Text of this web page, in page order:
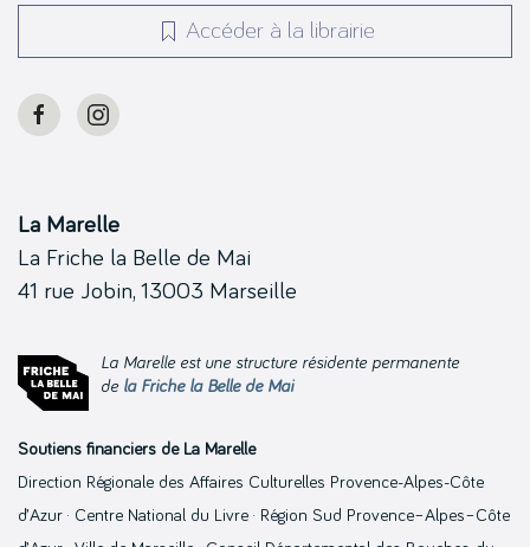
Accéder à la librairie
La Marelle
La Friche la Belle de Mai
41 rue Jobin, 13003 Marseille
La Marelle est une structure résidente permanente
de la Friche la Belle de Mai
Soutiens financiers de La Marelle
Direction Régionale des Affaires Culturelles Provence-Alpes-Côte
d’Azur · Centre National du Livre · Région Sud Provence–Alpes–Côte